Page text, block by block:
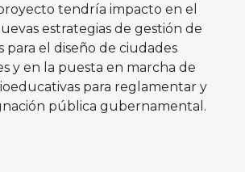
tendría impacto en el
estrategias de gestión de
para el diseño de ciudades
y en la puesta en marcha de
para reglamentar y
pública gubernamental.